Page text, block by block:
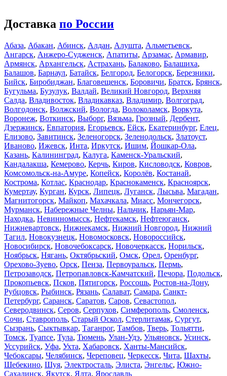
Доставка по России
Абаза, Абакан, Абинск, Алдан, Алушта, Альметьевск,
Ангарск, Анжеро-Судженск, Апатиты, Арзамас, Армавир,
Армянск, Архангельск, Астрахань, Балаково, Балашиха,
Балашов, Барнаул, Батайск, Белгород, Белогорск, Березники,
Бийск, Биробиджан, Благовещенск, Боровичи, Братск, Брянск,
Бугульма, Бузулук, Валдай, Великий Новгород, Верхняя
Салда, Владивосток, Владикавказ, Владимир, Волгоград,
Волгодонск, Волжский, Вологда, Волоколамск, Воркута,
Воронеж, Воткинск, Выборг, Вязьма, Грозный, Дербент,
Дзержинск, Евпатория, Егорьевск, Ейск, Екатеринбург, Елец,
Елизово, Завитинск, Зеленогорск, Зеленодольск, Златоуст,
Иваново, Ижевск, Инта, Иркутск, Ишим, Йошкар-Ола,
Казань, Калининград, Калуга, Каменск-Уральский,
Кандалакша, Кемерово, Керчь, Киров, Кисловодск, Ковров,
Комсомольск-на-Амуре, Копейск, Королёв, Костанай,
Кострома, Котлас, Краснодар, Краснокаменск, Красноярск,
Кумертау, Курган, Курск, Липецк, Луганск, Лысьва, Магадан,
Магнитогорск, Майкоп, Махачкала, Миасс, Мончегорск,
Мурманск, Набережные Челны, Нальчик, Нарьян-Мар,
Находка, Невинномысск, Нефтекамск, Нефтеюганск,
Нижневартовск, Нижнекамск, Нижний Новгород, Нижний
Тагил, Новокузнецк, Новомосковск, Новороссийск,
Новосибирск, Новочебоксарск, Новочеркасск, Норильск,
Ноябрьск, Нягань, Октябрьский, Омск, Орел, Оренбург,
Орехово-Зуево, Орск, Пенза, Первоуральск, Пермь,
Петрозаводск, Петропавловск-Камчатский, Печора, Подольск,
Прокопьевск, Псков, Пятигорск, Россошь, Ростов-на-Дону,
Рубцовск, Рыбинск, Рязань, Салават, Самара, Санкт-
Петербург, Саранск, Саратов, Саров, Севастопол,
Северодвинск, Серов, Серпухов, Симферополь, Смоленск,
Сочи, Ставрополь, Старый Оскол, Стерлитамак, Сургут,
Сызрань, Сыктывкар, Таганрог, Тамбов, Тверь, Тольятти,
Томск, Туапсе, Тула, Тюмень, Улан-Удэ, Ульяновск, Усинск,
Уссурийск, Уфа, Ухта, Хабаровск, Ханты-Мансийск,
Чебоксары, Челябинск, Череповец, Черкесск, Чита, Шахты,
Шебекино, Шуя, Электросталь, Элиста, Энгельс, Южно-
Сахалинск, Якутск, Ялта, Ярославль